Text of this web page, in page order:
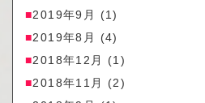
2019年9月
(1)
2019年8月
(4)
2018年12月
(1)
2018年11月
(2)